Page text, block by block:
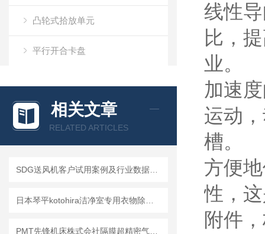
凸轮式拾放单元
平行开合卡盘
查看全部产品 >>
相关文章
RELATED ARTICLES
线性
比，
业。
加速
运动
槽。
方便
性，
附件